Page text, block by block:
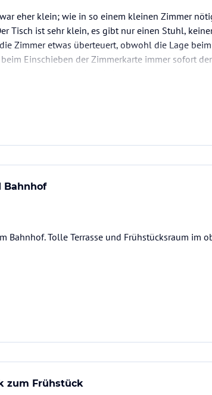
eher klein; wie in so einem kleinen Zimmer
Tisch ist sehr klein, es gibt nur einen Stuhl,
Zimmer etwas überteuert, obwohl die Lage
Einschieben der Zimmerkarte immer sofort
Bahnhof
Tolle Terrasse und Frühstücksraum im
zum Frühstück